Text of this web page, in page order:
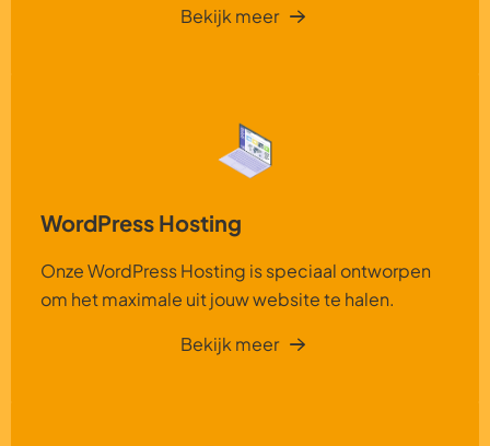
Bekijk meer
WordPress Hosting
Onze WordPress Hosting is speciaal ontworpen
om het maximale uit jouw website te halen.
Bekijk meer